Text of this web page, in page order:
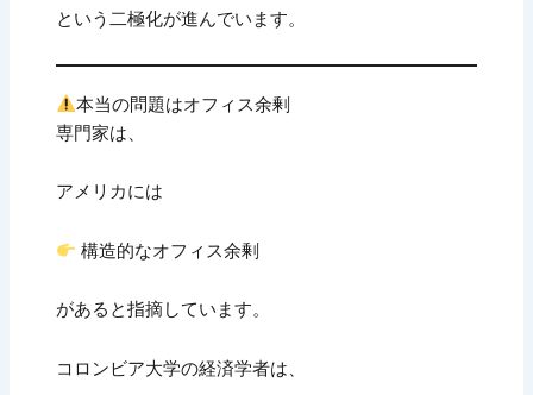
という二極化が進んでいます。
本当の問題はオフィス余剰
専門家は、
アメリカには
構造的なオフィス余剰
があると指摘しています。
コロンビア大学の経済学者は、